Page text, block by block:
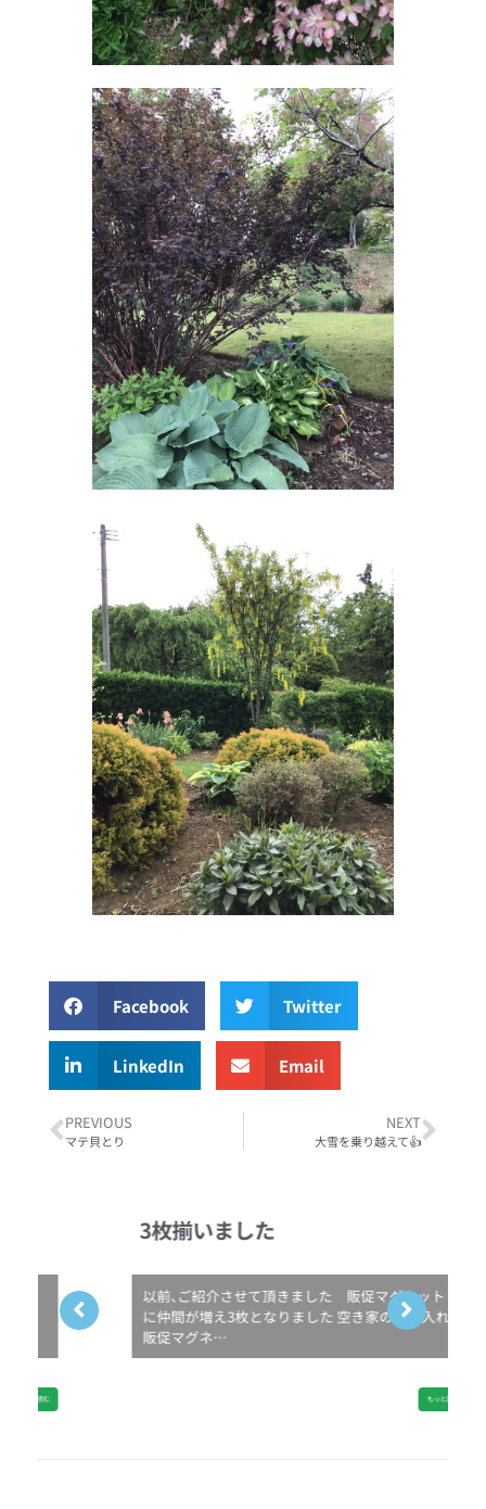
Facebook Twitter
LinkedIn Email
PREVIOUS
マテ貝とり
NEXT
大雪を乗り越えて👍
3枚揃いました
以前､ご紹介させて頂きました 販促マグネット
に仲間が増え3枚となりました 空き家のお手入れ
販促マグネ…